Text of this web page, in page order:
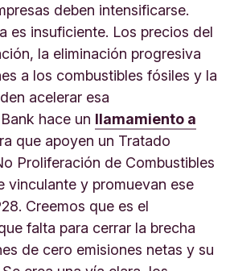
deben intensificarse.
es insuficiente. Los precios del
la eliminación progresiva
a los combustibles fósiles y la
acelerar esa
hace un llamamiento a
que apoyen un Tratado
Proliferación de Combustibles
vinculante y promuevan ese
Creemos que es el
falta para cerrar la brecha
de cero emisiones netas y su